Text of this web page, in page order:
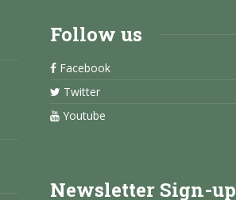
Follow us
Facebook
Twitter
Youtube
Newsletter Sign-up